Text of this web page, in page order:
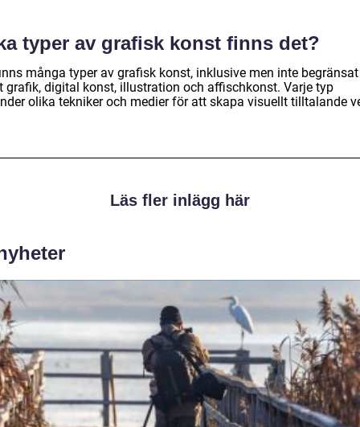
typer av grafisk konst finns det?
många typer av grafisk konst, inklusive men inte
grafik, digital konst, illustration och affischkonst. Varje typ
olika tekniker och medier för att skapa visuellt tilltalande
Läs fler inlägg här